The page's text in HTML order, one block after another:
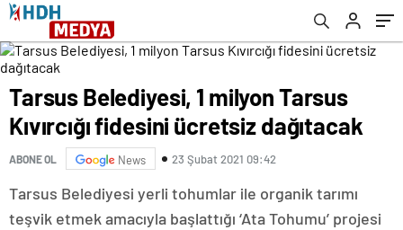
Tarsus Belediyesi, 1 milyon Tarsus
Kıvırcığı fidesini ücretsiz dağıtacak
ABONE OL News 23 Şubat 2021 09:42
Tarsus Belediyesi yerli tohumlar ile organik tarımı
teşvik etmek amacıyla başlattığı ‘Ata Tohumu’ projesi